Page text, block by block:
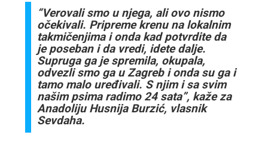
“Verovali smo u njega, ali ovo nismo
očekivali. Pripreme krenu na lokalnim
takmičenjima i onda kad potvrdite da
je poseban i da vredi, idete dalje.
Supruga ga je spremila, okupala,
odvezli smo ga u Zagreb i onda su ga i
tamo malo uređivali. S njim i sa svim
našim psima radimo 24 sata”, kaže za
Anadoliju Husnija Burzić, vlasnik
Sevdaha.